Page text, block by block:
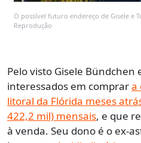
O possível futuro endereço de Gisele e
Reprodução
Pelo visto Gisele Bündchen
interessados em comprara
litoral da Flórida meses
422,2 mil) mensais, e que
à venda. Seu dono é o ex-